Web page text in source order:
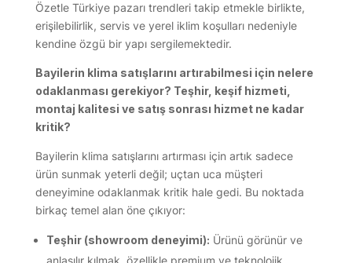
Özetle Türkiye pazarı trendleri takip etmekle birlikte,
erişilebilirlik, servis ve yerel iklim koşulları nedeniyle
kendine özgü bir yapı sergilemektedir.
Bayilerin klima satışlarını artırabilmesi için nelere
odaklanması gerekiyor? Teşhir, keşif hizmeti,
montaj kalitesi ve satış sonrası hizmet ne kadar
kritik?
Bayilerin klima satışlarını artırması için artık sadece
ürün sunmak yeterli değil; uçtan uca müşteri
deneyimine odaklanmak kritik hale gedi. Bu noktada
birkaç temel alan öne çıkıyor:
Teşhir (showroom deneyimi): Ürünü görünür ve